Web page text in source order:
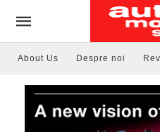
About Us Despre noi